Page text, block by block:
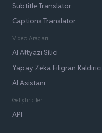
Subtitle Translator
Captions Translator
Video Araçları
AI Altyazı Silici
Yapay Zeka Filigran Kaldırıcı
AI Asistanı
Geliştiriciler
API